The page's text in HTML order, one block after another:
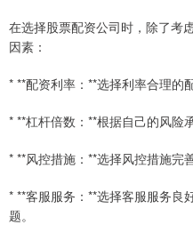
在选择股票配资公司时，除了考
因素：
* **配资利率：**选择利率合理的
* **杠杆倍数：**根据自己的风险
* **风控措施：**选择风控措施完
* **客服服务：**选择客服服务良
题。